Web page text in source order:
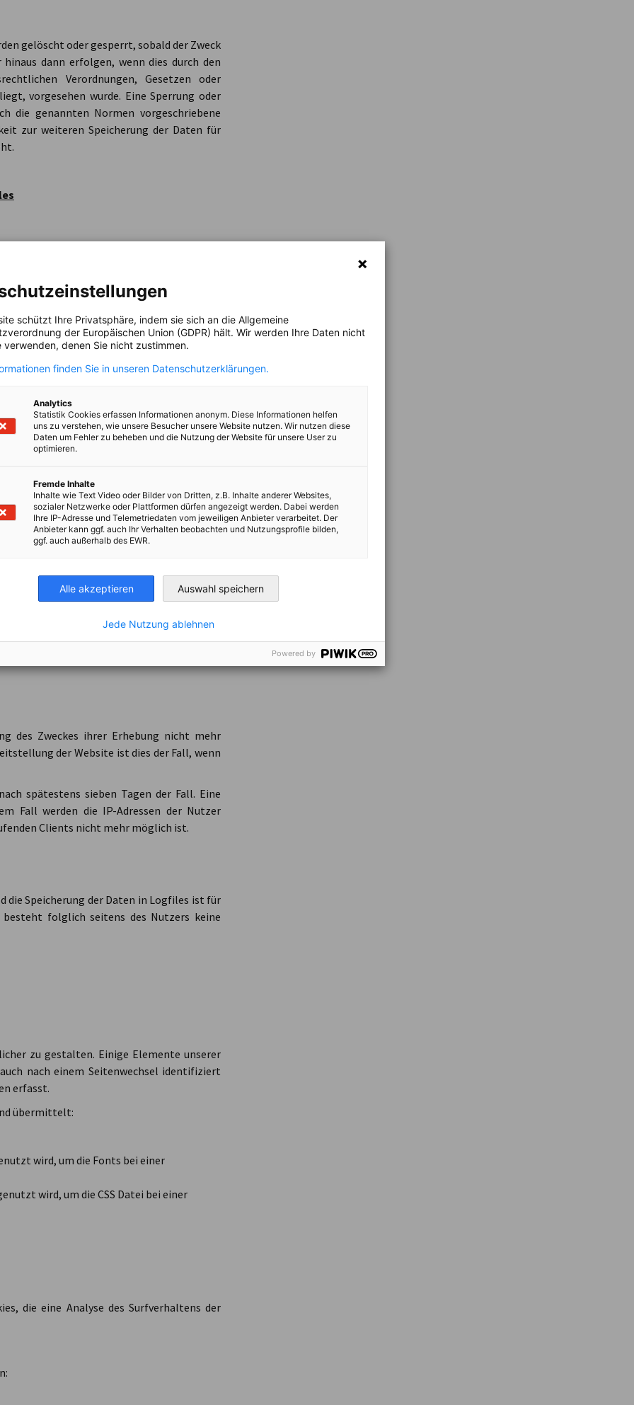
gelöscht oder gesperrt, sobald der Zweck
dann erfolgen, wenn dies durch den
Verordnungen, Gesetzen oder
vorgesehen wurde. Eine Sperrung oder
die genannten Normen vorgeschriebene
zur weiteren Speicherung der Daten für
automatisiert Daten und Informationen
werden hierbei erhoben:
Version
aufgerufen werden
und der Logfiles ist Art. 6 Abs. 1 lit. f
ist notwendig, um eine Auslieferung
muss die IP-Adresse des Nutzers für die
der Website sicherzustellen. Zudem
Sicherstellung der Sicherheit unserer
zu Marketingzwecken findet in diesem
des Zweckes ihrer Erhebung nicht mehr
der Website ist dies der Fall, wenn
spätestens sieben Tagen der Fall. Eine
Fall werden die IP-Adressen der Nutzer
Clients nicht mehr möglich ist.
die Speicherung der Daten in Logfiles ist für
folglich seitens des Nutzers keine
zu gestalten. Einige Elemente unserer
nach einem Seitenwechsel identifiziert
erfasst.
übermittelt:
wird, um die Fonts bei einer
wird, um die CSS Datei bei einer
die eine Analyse des Surfverhaltens der
schützt Ihre Privatsphäre, indem sie sich an die Allgemeine
der Europäischen Union (GDPR) hält. Wir werden Ihre Daten nicht
denen Sie nicht zustimmen.
finden Sie in unseren Datenschutzerklärungen.
Analytics
Statistik Cookies erfassen Informationen anonym. Diese Informationen helfen
uns zu verstehen, wie unsere Besucher unsere Website nutzen. Wir nutzen diese
Daten um Fehler zu beheben und die Nutzung der Website für unsere User zu
optimieren.
Fremde Inhalte
Inhalte wie Text Video oder Bilder von Dritten, z.B. Inhalte anderer Websites,
sozialer Netzwerke oder Plattformen dürfen angezeigt werden. Dabei werden
Ihre IP-Adresse und Telemetriedaten vom jeweiligen Anbieter verarbeitet. Der
Anbieter kann ggf. auch Ihr Verhalten beobachten und Nutzungsprofile bilden,
ggf. auch außerhalb des EWR.
Alle akzeptieren Auswahl speichern
Jede Nutzung ablehnen
Powered by